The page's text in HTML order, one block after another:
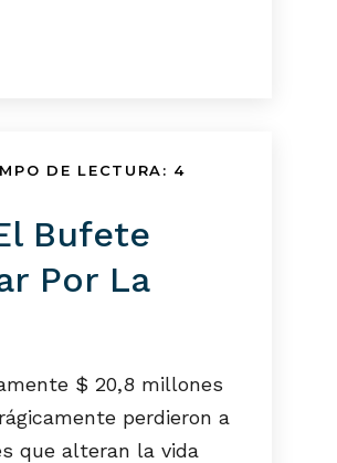
DE LECTURA: 4
Bufete
Por La
$ 20,8 millones
perdieron a
que alteran la vida